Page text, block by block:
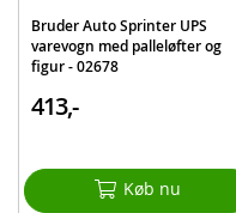
Bruder Auto Sprinter UPS
varevogn med palleløfter og
figur - 02678
413,-
Køb nu